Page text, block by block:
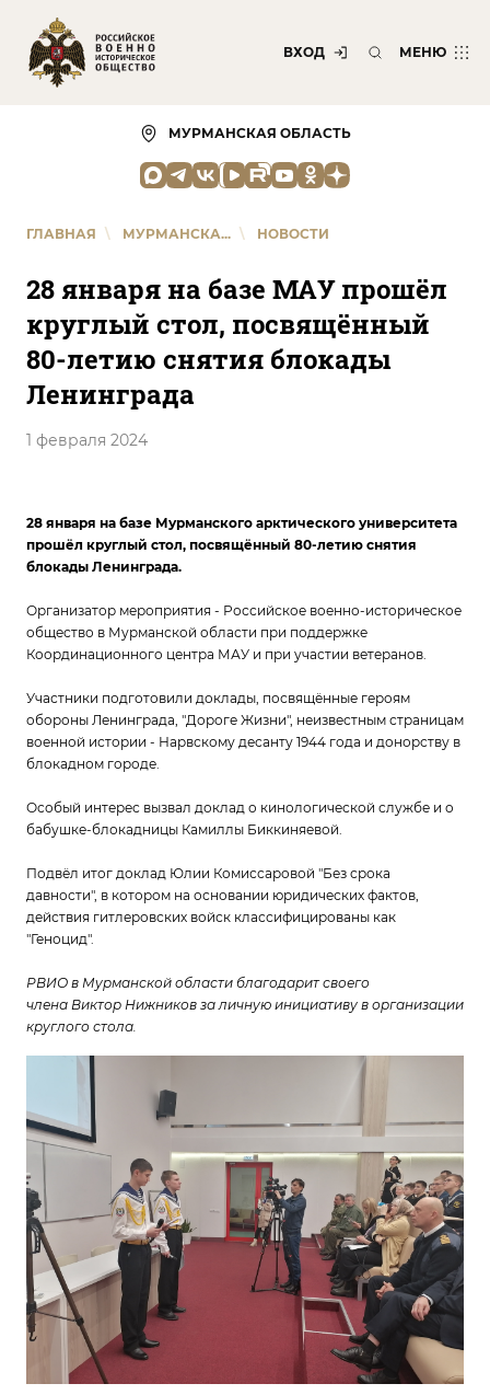
ВХОД МЕНЮ
МУРМАНСКАЯ ОБЛАСТЬ
ГЛАВНАЯ \ МУРМАНСКА... \ НОВОСТИ
28 января на базе МАУ прошёл
круглый стол, посвящённый
80-летию снятия блокады
Ленинграда
1 февраля 2024
28 января на базе Мурманского арктического университета
прошёл круглый стол, посвящённый 80-летию снятия
блокады Ленинграда.
Организатор мероприятия - Российское военно-историческое
общество в Мурманской области при поддержке
Координационного центра МАУ и при участии ветеранов.
Участники подготовили доклады, посвящённые героям
обороны Ленинграда, "Дороге Жизни", неизвестным страницам
военной истории - Нарвскому десанту 1944 года и донорству в
блокадном городе.
Особый интерес вызвал доклад о кинологической службе и о
бабушке-блокадницы Камиллы Биккиняевой.
Подвёл итог доклад Юлии Комиссаровой "Без срока
давности", в котором на основании юридических фактов,
действия гитлеровских войск классифицированы как
"Геноцид".
РВИО в Мурманской области благодарит своего
члена Виктор Нижников за личную инициативу в организации
круглого стола.